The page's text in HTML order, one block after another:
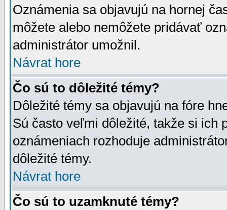
Oznámenia sa objavujú na hornej
môžete alebo nemôžete pridávať
administrátor umožnil.
Návrat hore
Čo sú to dôležité témy?
Dôležité témy sa objavujú na fóre
Sú často veľmi dôležité, takže si ich
oznámeniach rozhoduje
dôležité témy.
Návrat hore
Čo sú to uzamknuté témy?